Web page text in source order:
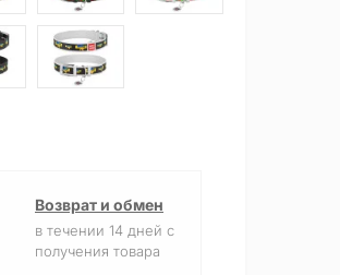
Возврат и обмен
в течении 14 дней с
получения товара